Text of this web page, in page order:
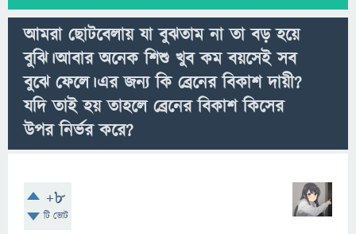
আমরা ছোটবেলায় যা বুঝতাম না তা বড় হয়ে
বুঝি।আবার অনেক শিশু খুব কম বয়সেই সব
বুঝে ফেলে।এর জন্য কি ব্রেনের বিকাশ দায়ী?
যদি তাই হয় তাহলে ব্রেনের বিকাশ কিসের
উপর নির্ভর করে?
+8
টি ভোট